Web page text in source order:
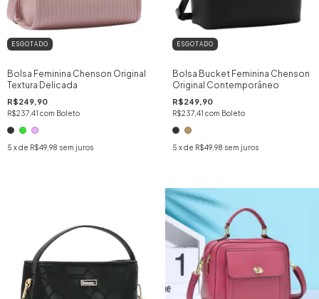
ESGOTADO
Bolsa Feminina Chenson Original
Textura Delicada
R$249,90
R$237,41 com Boleto
5 x de R$49,98 sem juros
ESGOTADO
Bolsa Bucket Feminina Chenson
Original Contemporâneo
R$249,90
R$237,41 com Boleto
5 x de R$49,98 sem juros